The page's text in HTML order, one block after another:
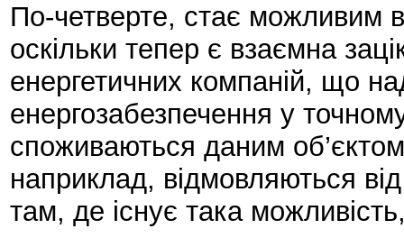
По-четверте, стає можливим
оскільки тепер є взаємна
енергетичних компаній, що
енергозабезпечення у
споживаються даним
наприклад, відмовляються
там, де існує така